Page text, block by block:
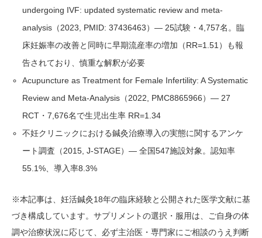
undergoing IVF: updated systematic review and meta-
analysis（2023, PMID: 37436463）— 25試験・4,757名。臨
床妊娠率の改善と同時に早期流産率の増加（RR=1.51）も報
告されており、慎重な解釈が必要
Acupuncture as Treatment for Female Infertility: A Systematic
Review and Meta-Analysis（2022, PMC8865966）— 27
RCT・7,676名で生児出生率 RR=1.34
不妊クリニックにおける鍼灸治療導入の実態に関するアンケ
ート調査（2015, J-STAGE）— 全国547施設対象。認知率
55.1%、導入率8.3%
※本記事は、妊活鍼灸18年の臨床経験と公開された医学文献に基
づき構成しています。サプリメントの選択・服用は、ご自身の体
調や治療状況に応じて、必ず主治医・専門家にご相談のうえ判断